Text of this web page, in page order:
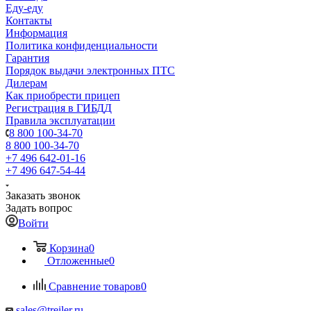
Еду-еду
Контакты
Информация
Политика конфиденциальности
Гарантия
Порядок выдачи электронных ПТС
Дилерам
Как приобрести прицеп
Регистрация в ГИБДД
Правила эксплуатации
8 800 100-34-70
8 800 100-34-70
+7 496 642-01-16
+7 496 647-54-44
Заказать звонок
Задать вопрос
Войти
Корзина0
Отложенные0
Сравнение товаров0